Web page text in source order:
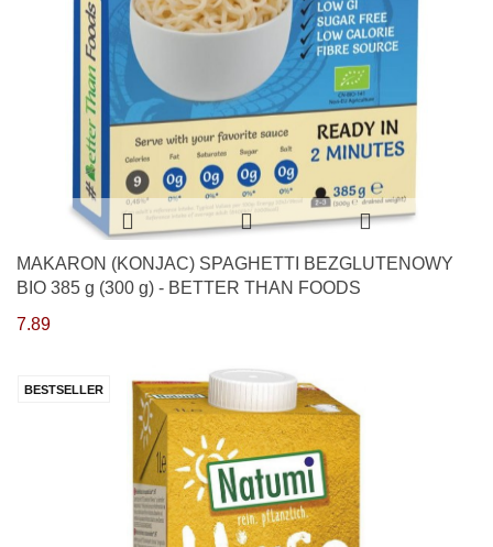
MAKARON (KONJAC) SPAGHETTI BEZGLUTENOWY
BIO 385 g (300 g) - BETTER THAN FOODS
7.89
BESTSELLER